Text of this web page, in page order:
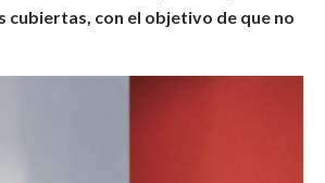
cubiertas, con el objetivo de que no